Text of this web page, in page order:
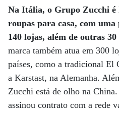
Na Itália, o Grupo Zucchi é
roupas para casa, com
140 lojas, além de outras
marca também atua em 300
países, como a tradicional El
a Karstast, na Alemanha.
Zucchi está de olho na
assinou contrato com a rede